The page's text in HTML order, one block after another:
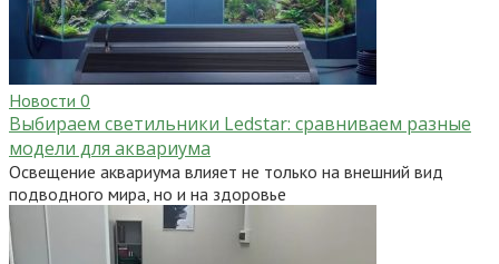
Новости 0
Выбираем светильники Ledstar: сравниваем разные
модели для аквариума
Освещение аквариума влияет не только на внешний вид
подводного мира, но и на здоровье